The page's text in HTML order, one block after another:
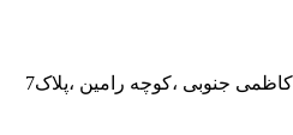
جنوبی ،کوچه رامین ،پلاک7